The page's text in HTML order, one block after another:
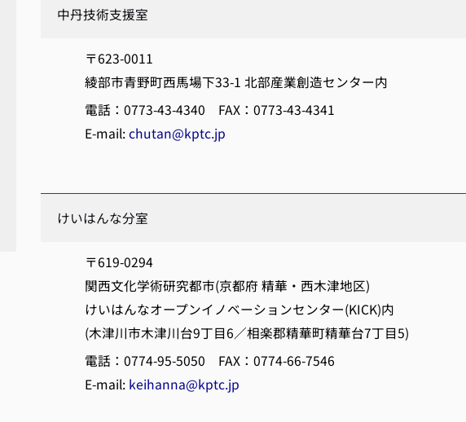
中丹技術支援室
〒623-0011
綾部市青野町西馬場下33-1 北部産業創造センター内
電話：0773-43-4340 FAX：0773-43-4341
E-mail:chutan@kptc.jp
けいはんな分室
〒619-0294
関西文化学術研究都市(京都府 精華・西木津地区)
けいはんなオープンイノベーションセンター(KICK)内
(木津川市木津川台9丁目6／相楽郡精華町精華台7丁目5)
電話：0774-95-5050 FAX：0774-66-7546
E-mail: keihanna@kptc.jp